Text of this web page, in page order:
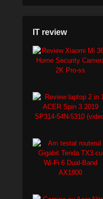
IT review